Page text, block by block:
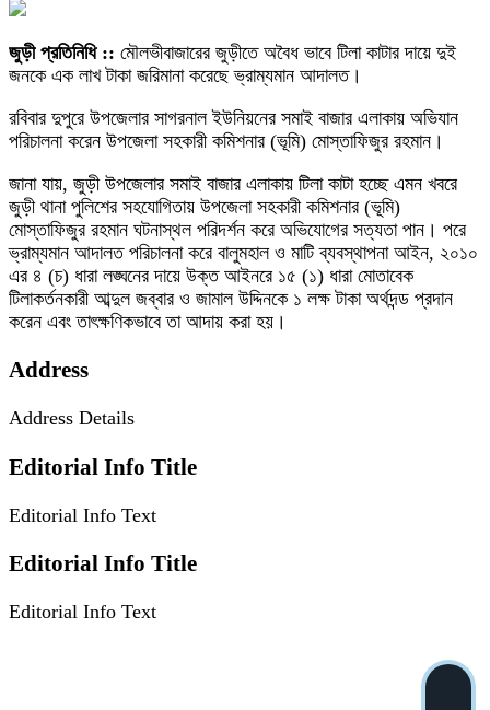
জুড়ী প্রতিনিধি :: মৌলভীবাজারের জুড়ীতে অবৈধ ভাবে টিলা কাটার দায়ে দুই
জনকে এক লাখ টাকা জরিমানা করেছে ভ্রাম্যমান আদালত।
রবিবার দুপুরে উপজেলার সাগরনাল ইউনিয়নের সমাই বাজার এলাকায় অভিযান
পরিচালনা করেন উপজেলা সহকারী কমিশনার (ভূমি) মোস্তাফিজুর রহমান।
জানা যায়, জুড়ী উপজেলার সমাই বাজার এলাকায় টিলা কাটা হচ্ছে এমন খবরে
জুড়ী থানা পুলিশের সহযোগিতায় উপজেলা সহকারী কমিশনার (ভূমি)
মোস্তাফিজুর রহমান ঘটনাস্থল পরিদর্শন করে অভিযোগের সত্যতা পান। পরে
ভ্রাম্যমান আদালত পরিচালনা করে বালুমহাল ও মাটি ব্যবস্থাপনা আইন, ২০১০
এর ৪ (চ) ধারা লঙ্ঘনের দায়ে উক্ত আইনরে ১৫ (১) ধারা মোতাবেক
টিলাকর্তনকারী আব্দুল জব্বার ও জামাল উদ্দিনকে ১ লক্ষ টাকা অর্থদন্ড প্রদান
করেন এবং তাৎক্ষণিকভাবে তা আদায় করা হয়।
Address
Address Details
Editorial Info Title
Editorial Info Text
Editorial Info Title
Editorial Info Text